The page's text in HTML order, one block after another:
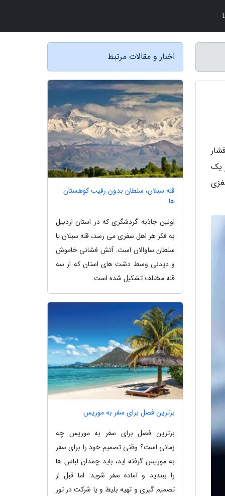
یک
و مغزی
اخبار و مقالات مرتبط
قله سبلان، سلطان بدون رقیب کوهستان
ها
اولین جاذبه گردشگری که در استان اردبیل
به فکر هر اهل سفری می رسد، قله سبلان یا
سلطان ساوالان است. آتش فشانی خاموش
و دیدنی وسط دشت های استان که از سه
قله مختلف تشکیل شده است.
برترین فصل برای سفر به موریس
برترین فصل برای سفر به موریس چه
زمانی است؟ وقتی تصمیم خود را برای سفر
به موریس گرفته اید، باید چمدان لباس ها
را ببندید و آماده سفر شوید. اما قبل از
تصمیم گیری و تهیه بلیط و یا شرکت در تور